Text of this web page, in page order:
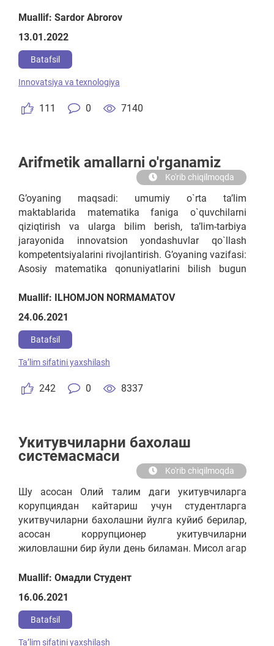
Muallif: Sardor Abrorov
13.01.2022
Batafsil
111 0 7140
Innovatsiya va texnologiya
Arifmetik amallarni o'rganamiz
Ko'rib chiqilmoqda
G’oyaning maqsadi: umumiy o`rta ta’lim
maktablarida matematika faniga o`quvchilarni
qiziqtirish va ularga bilim berish, ta’lim-tarbiya
jarayonida innovatsion yondashuvlar qo`llash
kompetentsiyalarini rivojlantirish. G’oyaning vazifasi:
Asosiy matematika qonuniyatlarini bilish bugun
matematika bilan bog‘liq: moliya, kompyuter
texnologiyalari, injeneriya va boshqalar. Shuning
farzandlarimizga «fanlarning shohi»ni o‘rgatish juda
Muallif: ILHOMJON NORMAMATOV
24.06.2021
Batafsil
242 0 8337
Taʼlim sifatini yaxshilash
Укитувчиларни бахолаш
системасмаси
Ko'rib chiqilmoqda
Шу асосан Олий талим даги укитувчиларга
корупциядан кайтариш учун студентларга
укитвучиларни бахолашни йулга куйиб берилар,
асосан коррупционер укитувчиларни
жиловлашни бир йули день биламан. Мисол агар
бечора студент лар кийналмасин (пулга сессия
ойлигидан кесилсин.
Muallif: Омадли Студент
16.06.2021
Batafsil
Taʼlim sifatini yaxshilash